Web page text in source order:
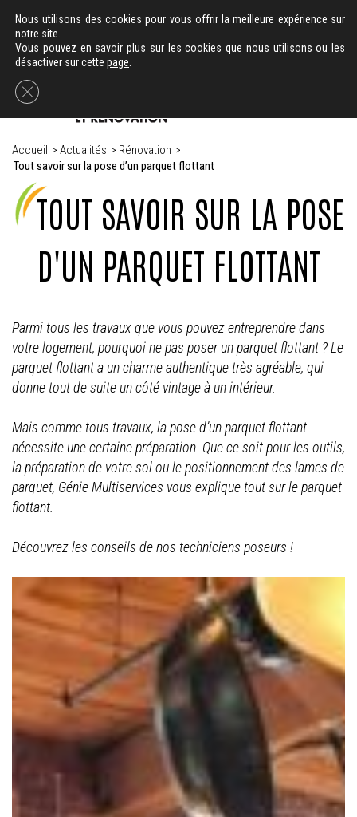
Accueil > Actualités > Rénovation >
Tout savoir sur la pose d’un parquet flottant
TOUT SAVOIR SUR LA POSE
D'UN PARQUET FLOTTANT
Parmi tous les travaux que vous pouvez entreprendre dans
votre logement, pourquoi ne pas poser un parquet flottant ? Le
parquet flottant a un charme authentique très agréable, qui
donne tout de suite un côté vintage à un intérieur.
Mais comme tous travaux, la pose d’un parquet flottant
nécessite une certaine préparation. Que ce soit pour les outils,
la préparation de votre sol ou le positionnement des lames de
parquet, Génie Multiservices vous explique tout sur le parquet
flottant.
Découvrez les conseils de nos techniciens poseurs !
Nous utilisons des cookies pour vous offrir la meilleure expérience sur
notre site.
Vous pouvez en savoir plus sur les cookies que nous utilisons ou les
désactiver sur cette page
Fermer la bannière des cookies GDPR